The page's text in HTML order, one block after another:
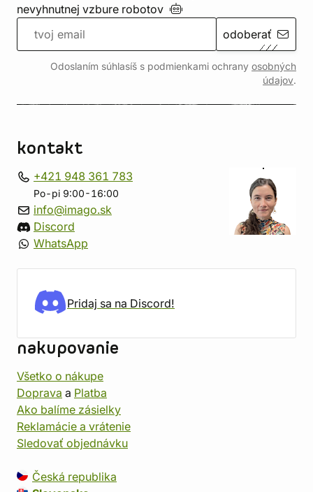
nevyhnutnej vzbure robotov
odoberať
Odoslaním súhlasíš s podmienkami ochrany osobných
údajov.
kontakt
+421 948 361 783
Po-pi 9:00-16:00
info@imago.sk
Discord
WhatsApp
Pridaj sa na Discord!
nakupovanie
Všetko o nákupe
Doprava a Platba
Ako balíme zásielky
Reklamácie a vrátenie
Sledovať objednávku
Česká republika